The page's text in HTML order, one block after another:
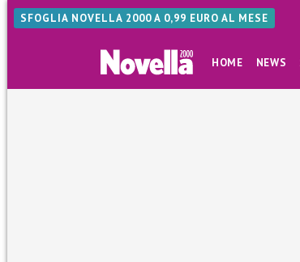
SFOGLIA NOVELLA 2000 A 0,99 EURO AL MESE
HOME NEWS